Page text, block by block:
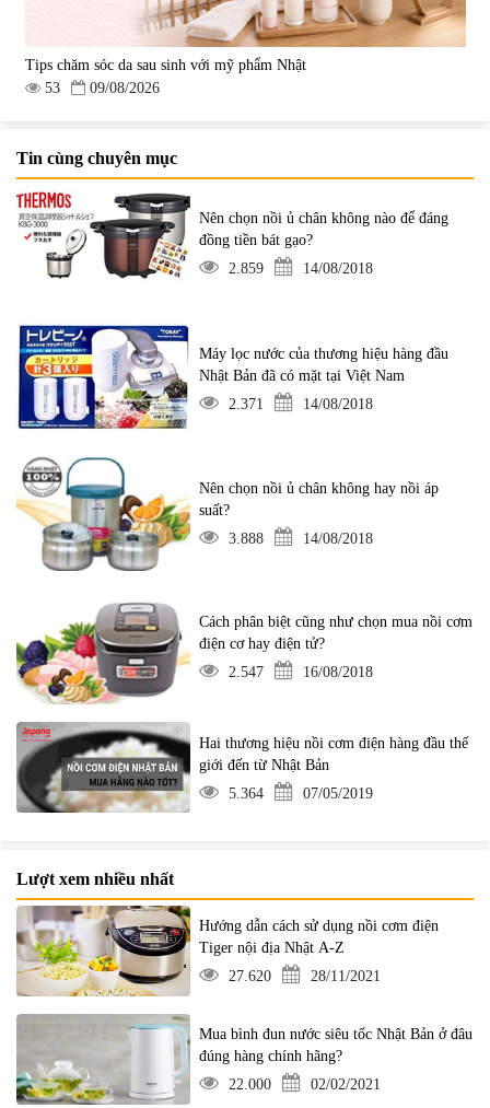
Tips chăm sóc da sau sinh với mỹ phẩm Nhật
53
09/08/2026
Tin cùng chuyên mục
Nên chọn nồi ủ chân không nào để đáng
đồng tiền bát gạo?
2.859
14/08/2018
Máy lọc nước của thương hiệu hàng đầu
Nhật Bản đã có mặt tại Việt Nam
2.371
14/08/2018
Nên chọn nồi ủ chân không hay nồi áp
suất?
3.888
14/08/2018
Cách phân biệt cũng như chọn mua nồi cơm
điện cơ hay điện tử?
2.547
16/08/2018
Hai thương hiệu nồi cơm điện hàng đầu thế
giới đến từ Nhật Bản
5.364
07/05/2019
Lượt xem nhiều nhất
Hướng dẫn cách sử dụng nồi cơm điện
Tiger nội địa Nhật A-Z
27.620
28/11/2021
Mua bình đun nước siêu tốc Nhật Bản ở đâu
đúng hàng chính hãng?
22.000
02/02/2021